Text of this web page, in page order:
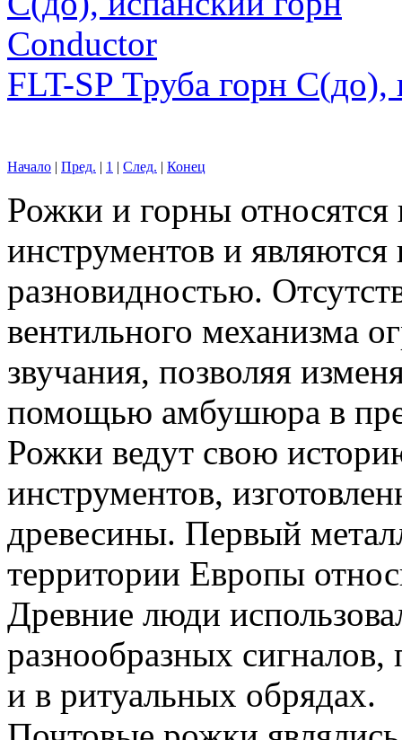
FLT-SP Труба горн
Начало | Пред. | 1 | След. | Конец
Рожки и горны
инструментов и
разновидностью.
вентильного механизма
звучания, позволяя
помощью амбушюра в
Рожки ведут свою
инструментов,
древесины. Первый
территории Европы
Древние люди
разнообразных
и в ритуальных обрядах.